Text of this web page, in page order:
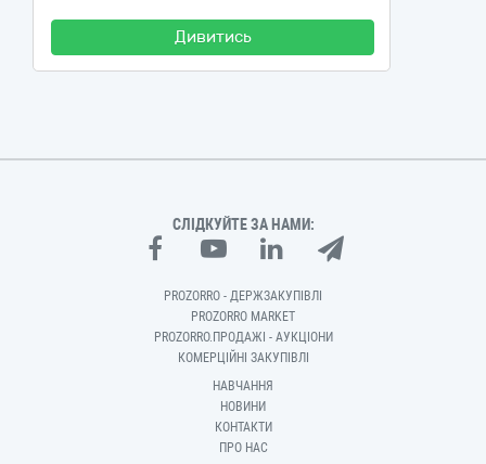
Дивитись
СЛІДКУЙТЕ ЗА НАМИ:
PROZORRO - ДЕРЖЗАКУПІВЛІ
PROZORRO MARKET
PROZORRO.ПРОДАЖІ - АУКЦІОНИ
КОМЕРЦІЙНІ ЗАКУПІВЛІ
НАВЧАННЯ
НОВИНИ
КОНТАКТИ
ПРО НАС